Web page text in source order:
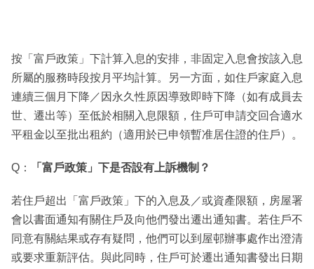
按「富戶政策」下計算入息的安排，非固定入息會按該入息
所屬的服務時段按月平均計算。另一方面，如住戶家庭入息
連續三個月下降／因永久性原因導致即時下降（如有成員去
世、遷出等）至低於相關入息限額，住戶可申請交回合適水
平租金以至批出租約（適用於已申領暫准居住證的住戶）。
Q： 「富戶政策」下是否設有上訴機制？
若住戶超出「富戶政策」下的入息及／或資產限額，房屋署
會以書面通知有關住戶及向他們發出遷出通知書。若住戶不
同意有關結果或存有疑問，他們可以到屋邨辦事處作出澄清
或要求重新評估。與此同時，住戶可於遷出通知書發出日期